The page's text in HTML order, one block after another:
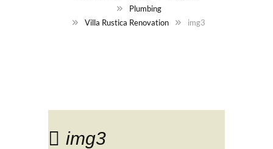
Plumbing
Villa Rustica Renovation
img3
img3